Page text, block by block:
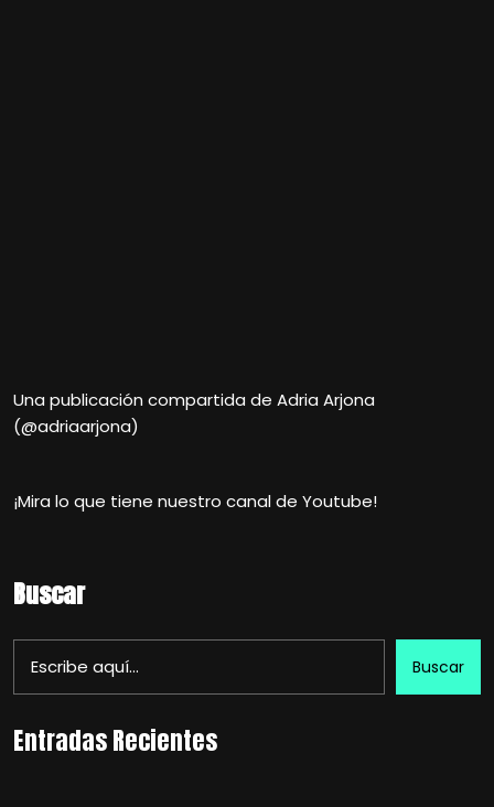
Una publicación compartida de Adria Arjona
(@adriaarjona)
¡Mira lo que tiene nuestro canal de Youtube!
Buscar
Buscar
Entradas Recientes